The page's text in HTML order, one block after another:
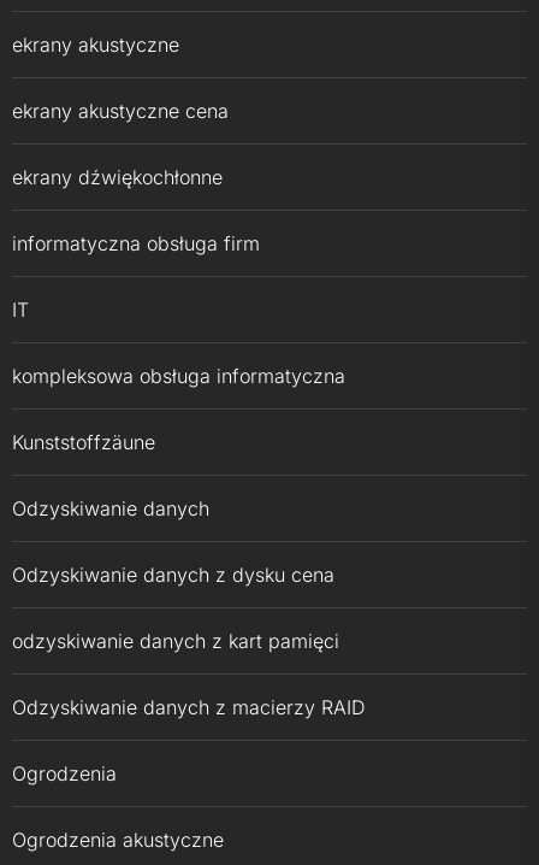
ekrany akustyczne
ekrany akustyczne cena
ekrany dźwiękochłonne
informatyczna obsługa firm
IT
kompleksowa obsługa informatyczna
Kunststoffzäune
Odzyskiwanie danych
Odzyskiwanie danych z dysku cena
odzyskiwanie danych z kart pamięci
Odzyskiwanie danych z macierzy RAID
Ogrodzenia
Ogrodzenia akustyczne